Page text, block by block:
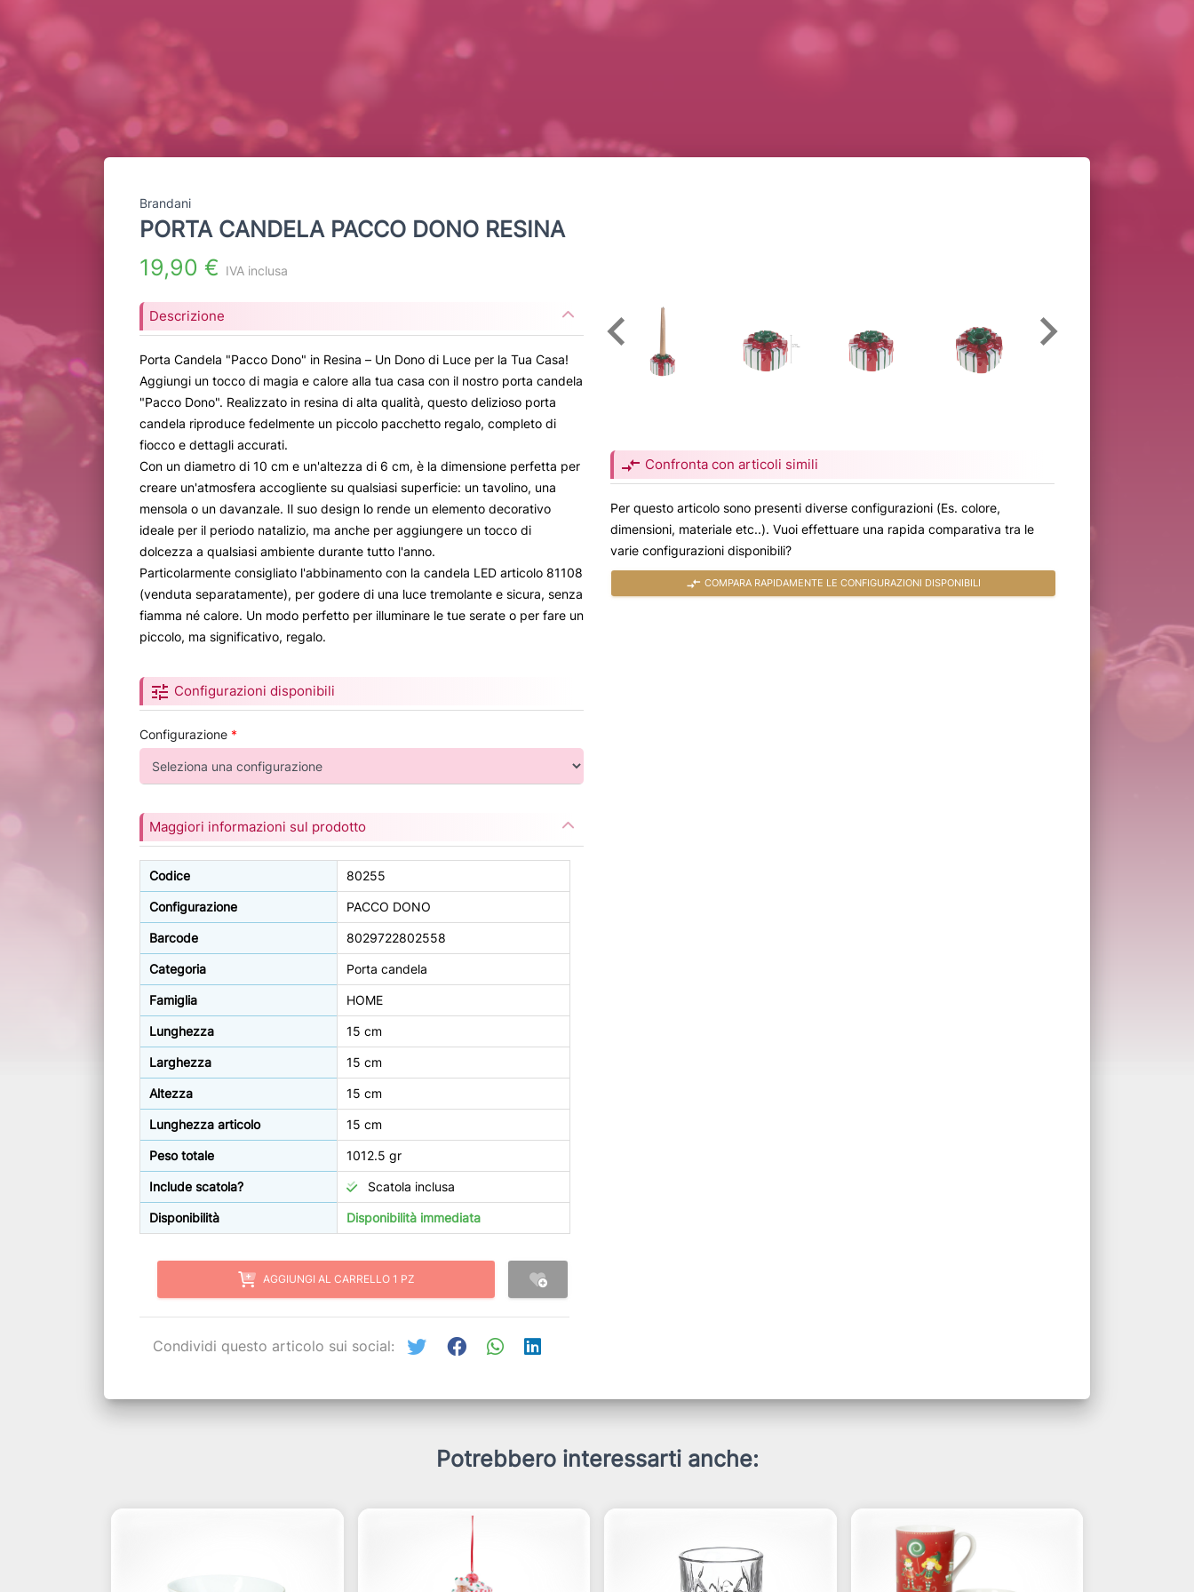
Brandani
PORTA CANDELA PACCO DONO RESINA
19,90 € IVA inclusa
Descrizione
Porta Candela "Pacco Dono" in Resina – Un Dono di Luce per la Tua Casa!
Aggiungi un tocco di magia e calore alla tua casa con il nostro porta candela
"Pacco Dono". Realizzato in resina di alta qualità, questo delizioso porta
candela riproduce fedelmente un piccolo pacchetto regalo, completo di
fiocco e dettagli accurati.
Con un diametro di 10 cm e un'altezza di 6 cm, è la dimensione perfetta per
creare un'atmosfera accogliente su qualsiasi superficie: un tavolino, una
mensola o un davanzale. Il suo design lo rende un elemento decorativo
ideale per il periodo natalizio, ma anche per aggiungere un tocco di
dolcezza a qualsiasi ambiente durante tutto l'anno.
Particolarmente consigliato l'abbinamento con la candela LED articolo 81108
(venduta separatamente), per godere di una luce tremolante e sicura, senza
fiamma né calore. Un modo perfetto per illuminare le tue serate o per fare un
piccolo, ma significativo, regalo.
tune Configurazioni disponibili
Configurazione *
Maggiori informazioni sul prodotto
Codice 80255
Configurazione PACCO DONO
Barcode 8029722802558
Categoria Porta candela
Famiglia HOME
Lunghezza 15 cm
Larghezza 15 cm
Altezza 15 cm
Lunghezza articolo 15 cm
Peso totale 1012.5 gr
Include scatola? Scatola inclusa
Disponibilità Disponibilità immediata
AGGIUNGI AL CARRELLO 1 PZ
Condividi questo articolo sui social:
compare_arrows Confronta con articoli simili
Per questo articolo sono presenti diverse configurazioni (Es. colore,
dimensioni, materiale etc..). Vuoi effettuare una rapida comparativa tra le
varie configurazioni disponibili?
compare_arrows COMPARA RAPIDAMENTE LE CONFIGURAZIONI DISPONIBILI
Potrebbero interessarti anche: